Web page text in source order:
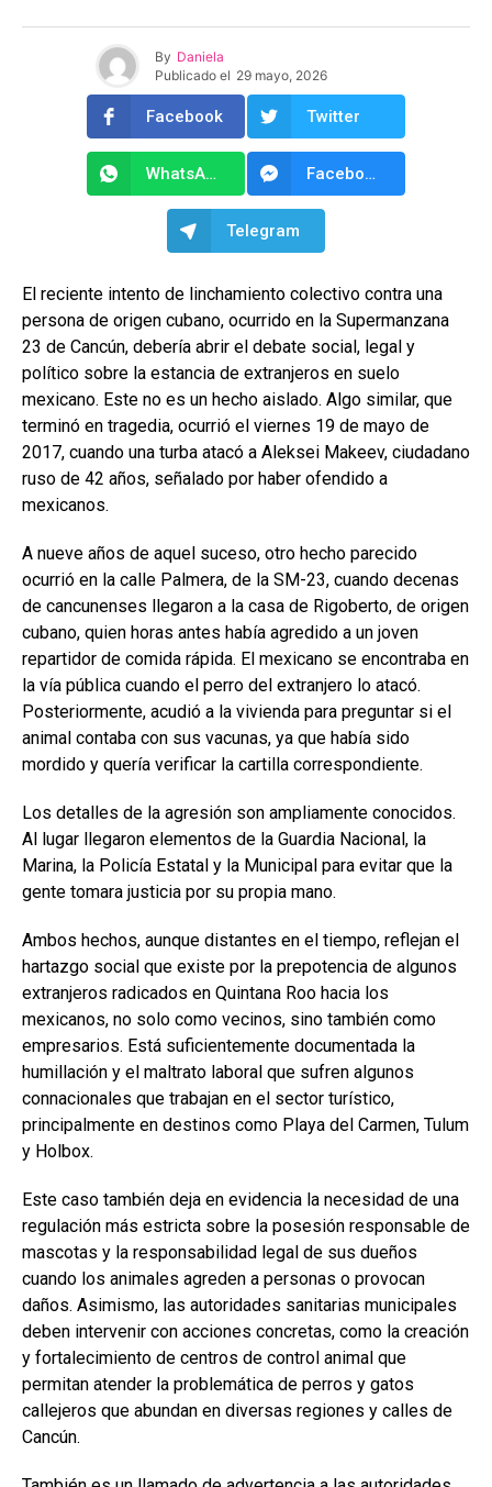
By Daniela
Publicado el 29 mayo, 2026
Facebook Twitter
WhatsApp Facebook Messenger
Telegram
El reciente intento de linchamiento colectivo contra una
persona de origen cubano, ocurrido en la Supermanzana
23 de Cancún, debería abrir el debate social, legal y
político sobre la estancia de extranjeros en suelo
mexicano. Este no es un hecho aislado. Algo similar, que
terminó en tragedia, ocurrió el viernes 19 de mayo de
2017, cuando una turba atacó a Aleksei Makeev, ciudadano
ruso de 42 años, señalado por haber ofendido a
mexicanos.
A nueve años de aquel suceso, otro hecho parecido
ocurrió en la calle Palmera, de la SM-23, cuando decenas
de cancunenses llegaron a la casa de Rigoberto, de origen
cubano, quien horas antes había agredido a un joven
repartidor de comida rápida. El mexicano se encontraba en
la vía pública cuando el perro del extranjero lo atacó.
Posteriormente, acudió a la vivienda para preguntar si el
animal contaba con sus vacunas, ya que había sido
mordido y quería verificar la cartilla correspondiente.
Los detalles de la agresión son ampliamente conocidos.
Al lugar llegaron elementos de la Guardia Nacional, la
Marina, la Policía Estatal y la Municipal para evitar que la
gente tomara justicia por su propia mano.
Ambos hechos, aunque distantes en el tiempo, reflejan el
hartazgo social que existe por la prepotencia de algunos
extranjeros radicados en Quintana Roo hacia los
mexicanos, no solo como vecinos, sino también como
empresarios. Está suficientemente documentada la
humillación y el maltrato laboral que sufren algunos
connacionales que trabajan en el sector turístico,
principalmente en destinos como Playa del Carmen, Tulum
y Holbox.
Este caso también deja en evidencia la necesidad de una
regulación más estricta sobre la posesión responsable de
mascotas y la responsabilidad legal de sus dueños
cuando los animales agreden a personas o provocan
daños. Asimismo, las autoridades sanitarias municipales
deben intervenir con acciones concretas, como la creación
y fortalecimiento de centros de control animal que
permitan atender la problemática de perros y gatos
callejeros que abundan en diversas regiones y calles de
Cancún.